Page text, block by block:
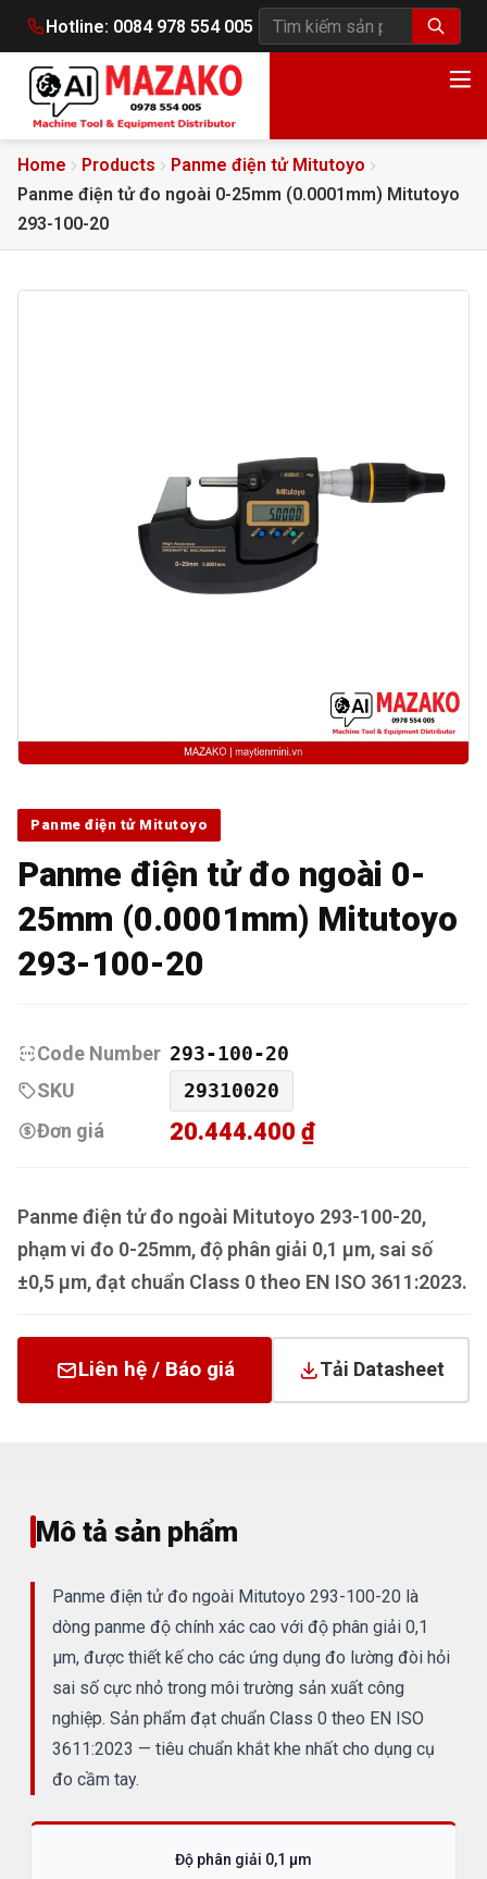
Hotline: 0084 978 554 005
Tìm kiếm sản phẩm
Home Products
Panme điện tử Mitutoyo
Panme điện tử đo ngoài 0-25mm (0.0001mm) Mitutoyo
293-100-20
Panme điện tử Mitutoyo
Panme điện tử đo ngoài 0-
25mm (0.0001mm) Mitutoyo
293-100-20
Code Number 293-100-20
SKU
29310020
Đơn giá
20.444.400 ₫
Panme điện tử đo ngoài Mitutoyo 293-100-20,
phạm vi đo 0-25mm, độ phân giải 0,1 µm, sai số
±0,5 µm, đạt chuẩn Class 0 theo EN ISO 3611:2023.
Liên hệ / Báo giá Tải Datasheet
Mô tả sản phẩm
Panme điện tử đo ngoài Mitutoyo 293-100-20 là
dòng panme độ chính xác cao với độ phân giải 0,1
µm, được thiết kế cho các ứng dụng đo lường đòi hỏi
sai số cực nhỏ trong môi trường sản xuất công
nghiệp. Sản phẩm đạt chuẩn Class 0 theo EN ISO
3611:2023 — tiêu chuẩn khắt khe nhất cho dụng cụ
đo cầm tay.
Độ phân giải 0,1 µm